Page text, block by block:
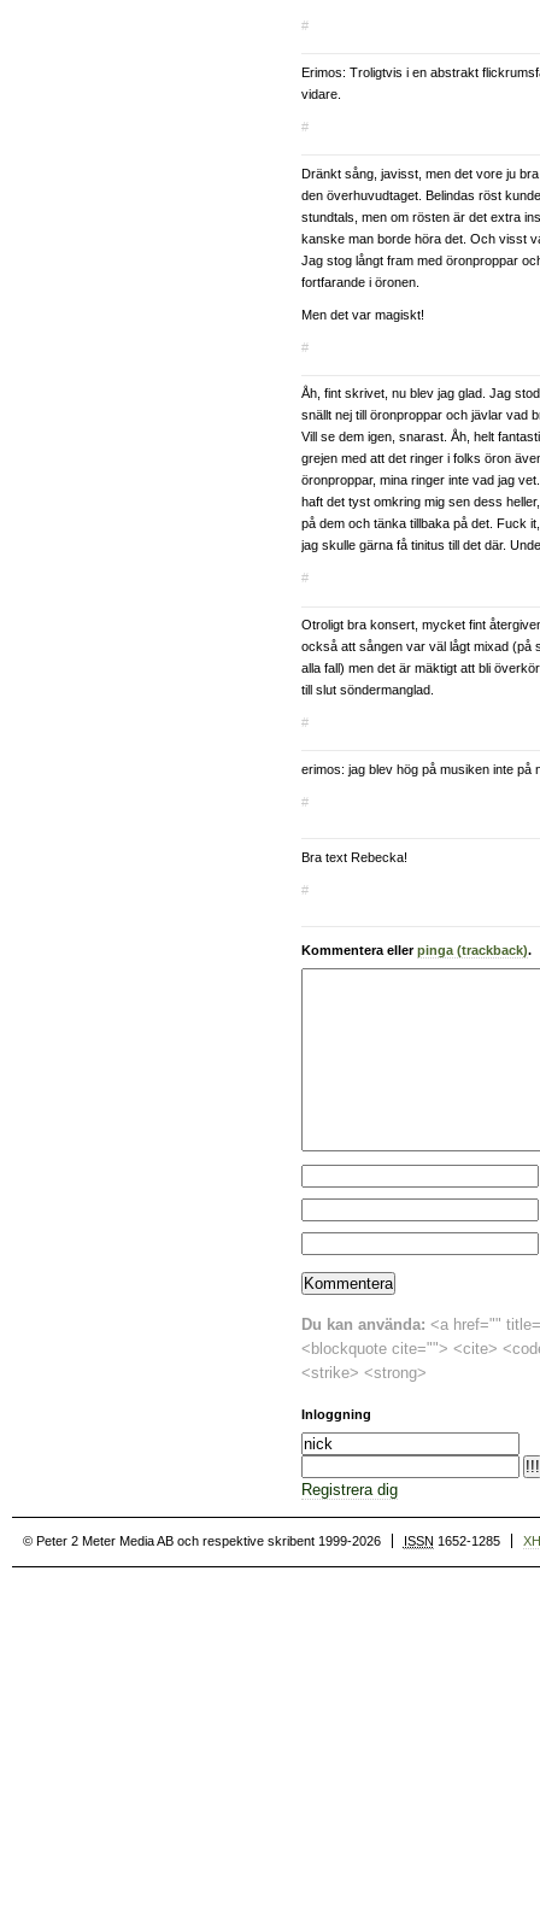
#
Erimos: Troligtvis i en abstrakt
vidare.
#
Dränkt sång, javisst, men det vore ju
den överhuvudtaget. Belindas röst
stundtals, men om rösten är det extra
kanske man borde höra det. Och visst
Jag stog långt fram med öronproppar
fortfarande i öronen.
Men det var magiskt!
#
Åh, fint skrivet, nu blev jag glad. Jag
snällt nej till öronproppar och jävlar vad
Vill se dem igen, snarast. Åh, helt
grejen med att det ringer i folks öron
öronproppar, mina ringer inte vad jag
haft det tyst omkring mig sen dess
på dem och tänka tillbaka på det. Fuck
jag skulle gärna få tinitus till det där.
#
Otroligt bra konsert, mycket fint
också att sången var väl lågt mixad (på
alla fall) men det är mäktigt att bli
till slut söndermanglad.
#
erimos: jag blev hög på musiken inte på
#
Bra text Rebecka!
#
Kommentera ellerpinga (trackback).
Du kan använda: <a href=""
<blockquote cite=""> <cite>
<strike> <strong>
Inloggning
Registrera dig
© Peter 2 Meter Media AB och respektive skribent 1999-2026 ISSN 1652-1285